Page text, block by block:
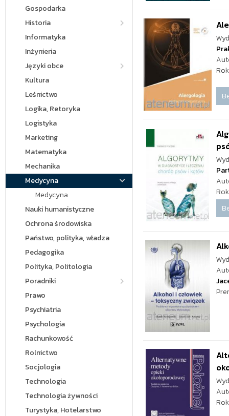
Gospodarka
Historia
Informatyka
Inżynieria
Języki obce
Kultura
Leśnictwo
Logika, Retoryka
Logistyka
Marketing
Matematyka
Mechanika
Medycyna
Medycyna
Nauki humanistyczne
Ochrona środowiska
Państwo, polityka, władza
Pedagogika
Polityka, Politologia
Poradniki
Prawo
Psychiatria
Psychologia
Rachunkowość
Rolnictwo
Socjologia
Technologia
Technologia żywności
Turystyka, Hotelarstwo